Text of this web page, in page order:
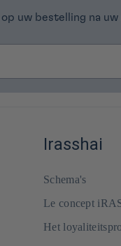
op uw bestelling na
Irasshai
Schema's
Le concept
Het